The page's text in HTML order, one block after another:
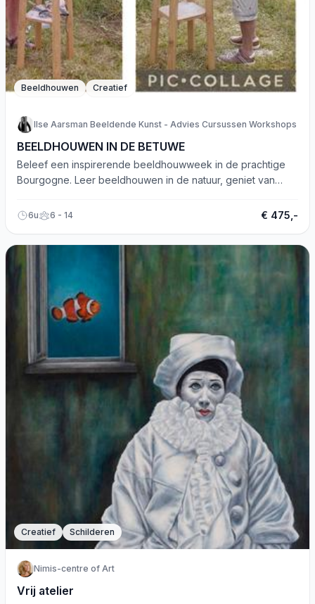
Beeldhouwen Creatief
Ilse Aarsman Beeldende Kunst - Advies Cursussen Workshops
BEELDHOUWEN IN DE BETUWE
Beleef een inspirerende beeldhouwweek in de prachtige
Bourgogne. Leer beeldhouwen in de natuur, geniet van
6u 6 - 14 € 475,-
Creatief Schilderen
Nimis-centre of Art
Vrij atelier